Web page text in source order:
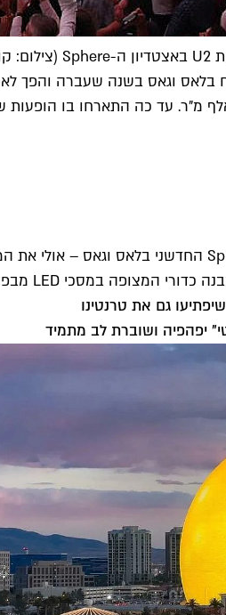
יפהפיה ושוברת לב מתמיד